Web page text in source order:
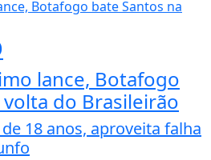
lance, Botafogo
do Brasileirão
18 anos, aproveita falha